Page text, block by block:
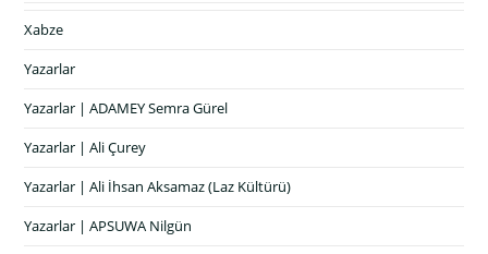
Xabze
Yazarlar
Yazarlar | ADAMEY Semra Gürel
Yazarlar | Ali Çurey
Yazarlar | Ali İhsan Aksamaz (Laz Kültürü)
Yazarlar | APSUWA Nilgün